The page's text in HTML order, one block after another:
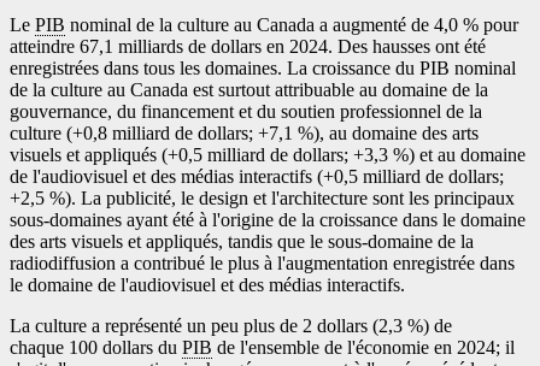
Le PIB nominal de la culture au Canada a augmenté de 4,0 % pour
atteindre 67,1 milliards de dollars en 2024. Des hausses ont été
enregistrées dans tous les domaines. La croissance du PIB nominal
de la culture au Canada est surtout attribuable au domaine de la
gouvernance, du financement et du soutien professionnel de la
culture (+0,8 milliard de dollars; +7,1 %), au domaine des arts
visuels et appliqués (+0,5 milliard de dollars; +3,3 %) et au domaine
de l'audiovisuel et des médias interactifs (+0,5 milliard de dollars;
+2,5 %). La publicité, le design et l'architecture sont les principaux
sous-domaines ayant été à l'origine de la croissance dans le domaine
des arts visuels et appliqués, tandis que le sous-domaine de la
radiodiffusion a contribué le plus à l'augmentation enregistrée dans
le domaine de l'audiovisuel et des médias interactifs.
La culture a représenté un peu plus de 2 dollars (2,3 %) de
chaque 100 dollars du PIB de l'ensemble de l'économie en 2024; il